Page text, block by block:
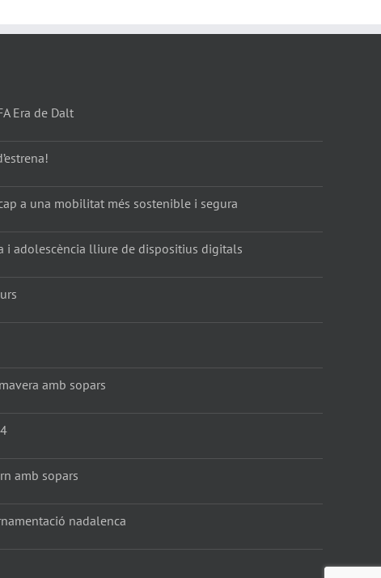
Era de Dalt
a una mobilitat més sostenible i segura
i adolescència lliure de dispositius digitals
amb sopars
amb sopars
nadalenca